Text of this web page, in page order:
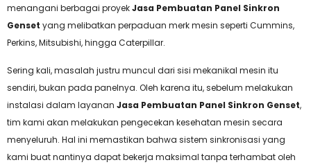
menangani berbagai proyekJasa Pembuatan Panel Sinkron
Genset yang melibatkan perpaduan merk mesin seperti Cummins,
Perkins, Mitsubishi, hingga Caterpillar.
Sering kali, masalah justru muncul dari sisi mekanikal mesin itu
sendiri, bukan pada panelnya. Oleh karena itu, sebelum melakukan
instalasi dalam layanan Jasa Pembuatan Panel Sinkron Genset,
tim kami akan melakukan pengecekan kesehatan mesin secara
menyeluruh. Hal ini memastikan bahwa sistem sinkronisasi yang
kami buat nantinya dapat bekerja maksimal tanpa terhambat oleh